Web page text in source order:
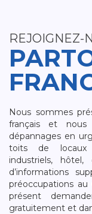
REJOIGNEZ-
Nous sommes
français et
dépannages en
toits de locaux
industriels,
d’informations
préoccupations au
présent
gratuitement et